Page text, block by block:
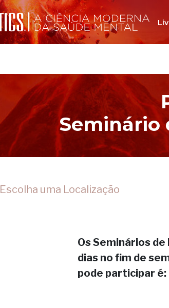
Seminário
Escolha uma Localização
Os Seminários
dias no fim de
pode participar é: